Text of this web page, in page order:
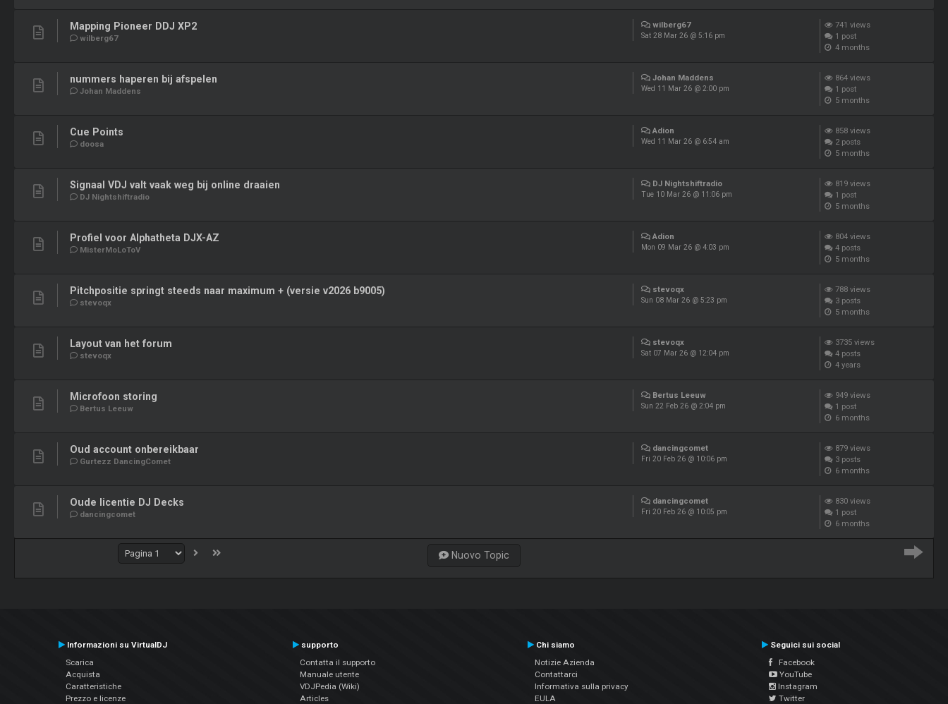
Mapping Pioneer DDJ XP2
wilberg67
wilberg67
Sat 28 Mar 26 @ 5:16 pm
741 views
1 post
4 months
nummers haperen bij afspelen
Johan Maddens
Johan Maddens
Wed 11 Mar 26 @ 2:00 pm
864 views
1 post
5 months
Cue Points
doosa
Adion
Wed 11 Mar 26 @ 6:54 am
858 views
2 posts
5 months
Signaal VDJ valt vaak weg bij online draaien
DJ Nightshiftradio
DJ Nightshiftradio
Tue 10 Mar 26 @ 11:06 pm
819 views
1 post
5 months
Profiel voor Alphatheta DJX-AZ
MisterMoLoToV
Adion
Mon 09 Mar 26 @ 4:03 pm
804 views
4 posts
5 months
Pitchpositie springt steeds naar maximum + (versie v2026 b9005)
stevoqx
stevoqx
Sun 08 Mar 26 @ 5:23 pm
788 views
3 posts
5 months
Layout van het forum
stevoqx
stevoqx
Sat 07 Mar 26 @ 12:04 pm
3735 views
4 posts
4 years
Microfoon storing
Bertus Leeuw
Bertus Leeuw
Sun 22 Feb 26 @ 2:04 pm
949 views
1 post
6 months
Oud account onbereikbaar
Gurtezz DancingComet
dancingcomet
Fri 20 Feb 26 @ 10:06 pm
879 views
3 posts
6 months
Oude licentie DJ Decks
dancingcomet
dancingcomet
Fri 20 Feb 26 @ 10:05 pm
830 views
1 post
6 months
Nuovo Topic
Informazioni su VirtualDJ
Scarica
Acquista
Caratteristiche
Prezzo e licenze
supporto
Contatta il supporto
Manuale utente
VDJPedia (Wiki)
Articles
Chi siamo
Notizie Azienda
Contattarci
Informativa sulla privacy
EULA
Seguici sui social
Facebook
YouTube
Instagram
Twitter